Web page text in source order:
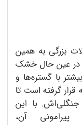
بزرگی به همین
در عین حال خشک
با گستره‌ها و
گرفته است تا
با این
آن،